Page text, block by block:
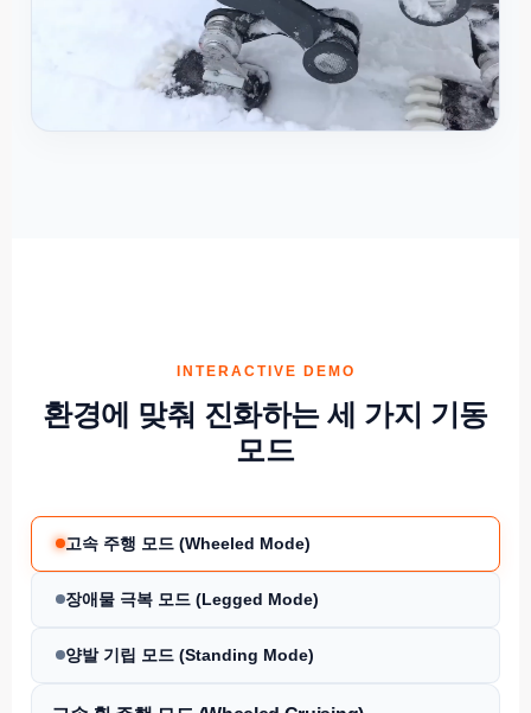
INTERACTIVE DEMO
환경에 맞춰 진화하는 세 가지 기동
모드
고속 주행 모드 (Wheeled Mode)
장애물 극복 모드 (Legged Mode)
양발 기립 모드 (Standing Mode)